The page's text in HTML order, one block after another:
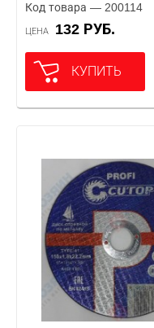
Код товара — 200114
ЦЕНА 132 РУБ.
КУПИТЬ